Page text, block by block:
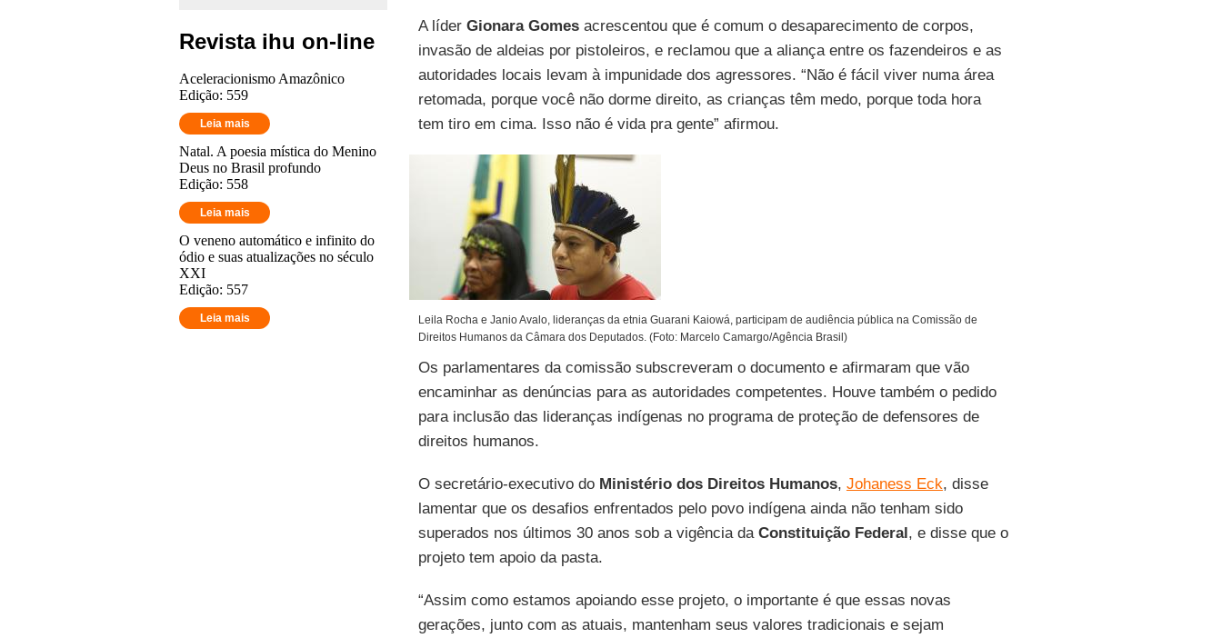
Revista ihu on-line
Aceleracionismo Amazônico
Edição: 559
Leia mais
Natal. A poesia mística do Menino
Deus no Brasil profundo
Edição: 558
Leia mais
O veneno automático e infinito do
ódio e suas atualizações no século
XXI
Edição: 557
Leia mais
A líder Gionara Gomesacrescentou que é comum o desaparecimento de corpos,
invasão de aldeias por pistoleiros, e reclamou que a aliança entre os fazendeiros e as
autoridades locais levam à impunidade dos agressores. “Não é fácil viver numa área
retomada, porque você não dorme direito, as crianças têm medo, porque toda hora
tem tiro em cima. Isso não é vida pra gente” afirmou.
Leila Rocha e Janio Avalo, lideranças da etnia Guarani Kaiowá, participam de audiência pública na Comissão de
Direitos Humanos da Câmara dos Deputados. (Foto: Marcelo Camargo/Agência Brasil)
Os parlamentares da comissão subscreveram o documento e afirmaram que vão
encaminhar as denúncias para as autoridades competentes. Houve também o pedido
para inclusão das lideranças indígenas no programa de proteção de defensores de
direitos humanos.
O secretário-executivo do Ministério dos Direitos Humanos, Johaness Eck, disse
lamentar que os desafios enfrentados pelo povo indígena ainda não tenham sido
superados nos últimos 30 anos sob a vigência da Constituição Federal, e disse que o
projeto tem apoio da pasta.
“Assim como estamos apoiando esse projeto, o importante é que essas novas
gerações, junto com as atuais, mantenham seus valores tradicionais e sejam